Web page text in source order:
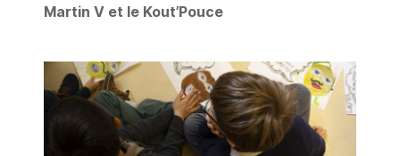
Martin V et le Kout’Pouce